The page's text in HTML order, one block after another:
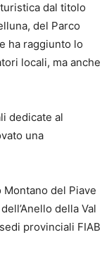
dal titolo
del Parco
ha raggiunto lo
locali, ma anche
dedicate al
una
del Piave
della Val
provinciali FIAB